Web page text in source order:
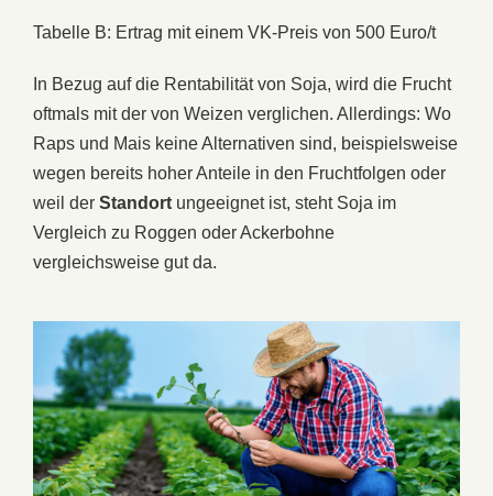
Tabelle B: Ertrag mit einem VK-Preis von 500 Euro/t
In Bezug auf die Rentabilität von Soja, wird die Frucht
oftmals mit der von Weizen verglichen. Allerdings: Wo
Raps und Mais keine Alternativen sind, beispielsweise
wegen bereits hoher Anteile in den Fruchtfolgen oder
weil der Standort ungeeignet ist, steht Soja im
Vergleich zu Roggen oder Ackerbohne
vergleichsweise gut da.